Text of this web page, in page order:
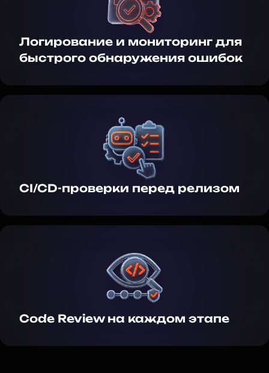
Логирование и мониторинг для
быстрого обнаружения ошибок
CI/CD-проверки перед релизом
Code Review на каждом этапе